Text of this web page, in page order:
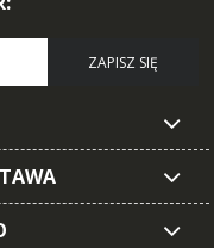
ZAPISZ SIĘ